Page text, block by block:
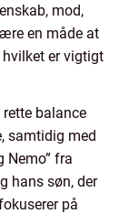
mod,
en måde at
hvilket er vigtigt
balance
samtidig med
Nemo” fra
hans søn, der
på